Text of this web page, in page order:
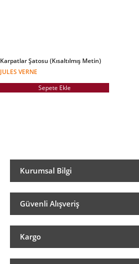
Karpatlar Şatosu (Kısaltılmış Metin)
JULES VERNE
Sepete Ekle
Kurumsal Bilgi
Güvenli Alışveriş
Kargo